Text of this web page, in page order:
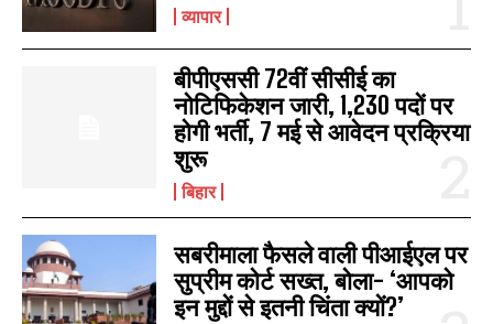
व्यापार
बीपीएससी 72वीं सीसीई का
नोटिफिकेशन जारी, 1,230 पदों पर
होगी भर्ती, 7 मई से आवेदन प्रक्रिया
शुरू
बिहार
सबरीमाला फैसले वाली पीआईएल पर
सुप्रीम कोर्ट सख्त, बोला- ‘आपको
इन मुद्दों से इतनी चिंता क्यों?’